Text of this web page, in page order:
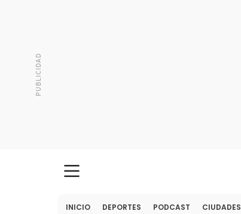
INICIO DEPORTES PODCAST CIUDADES